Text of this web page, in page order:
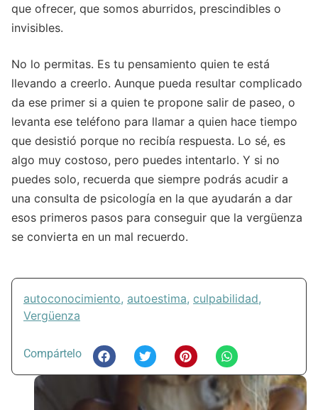
que ofrecer, que somos aburridos, prescindibles o
invisibles.
No lo permitas. Es tu pensamiento quien te está
llevando a creerlo. Aunque pueda resultar complicado
da ese primer si a quien te propone salir de paseo, o
levanta ese teléfono para llamar a quien hace tiempo
que desistió porque no recibía respuesta. Lo sé, es
algo muy costoso, pero puedes intentarlo. Y si no
puedes solo, recuerda que siempre podrás acudir a
una consulta de psicología en la que ayudarán a dar
esos primeros pasos para conseguir que la vergüenza
se convierta en un mal recuerdo.
autoconocimiento, autoestima, culpabilidad,
Vergüenza
Compártelo